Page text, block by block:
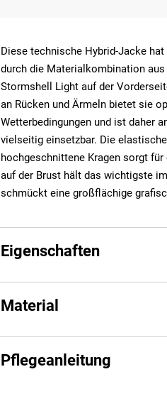
Diese technische Hybrid-Jacke
durch die Materialkombination
Stormshell Light auf der
an Rücken und Ärmeln bietet sie
Wetterbedingungen und ist daher
vielseitig einsetzbar. Die
hochgeschnittene Kragen sorgt
auf der Brust hält das wichtigste
schmückt eine großflächige
Eigenschaften
Material
Pflegeanleitung